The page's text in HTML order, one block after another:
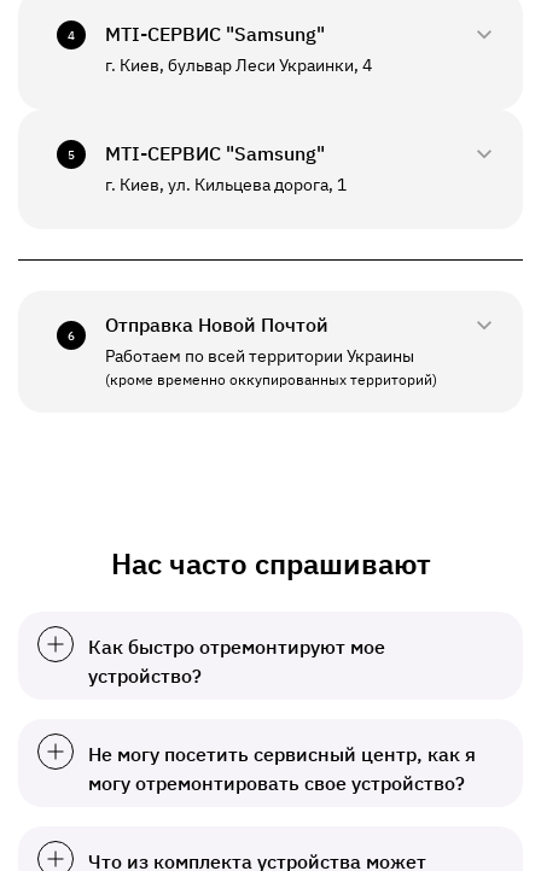
К данному отделению возможна отправка *
СБ - ВС
Выходной
К данному отделению возможна отправка *
+380(67)550-7601
4 МТI-СЕРВИС "Samsung"
г. Киев, бульвар Леси Украинки, 4
+380(67)550-7639
5 МТI-СЕРВИС "Samsung"
г. Киев, ул. Кильцева дорога, 1
+380(67)550-7641
ПН - ПТ
11:00 - 19:00
Выходной
6 Отправка Новой Почтой
Работаем по всей территории Украины
(кроме временно оккупированных территорий)
Нас часто спрашивают
Как быстро отремонтируют мое
устройство?
Не могу посетить сервисный центр, как я
могу отремонтировать свое устройство?
Что из комплекта устройства может